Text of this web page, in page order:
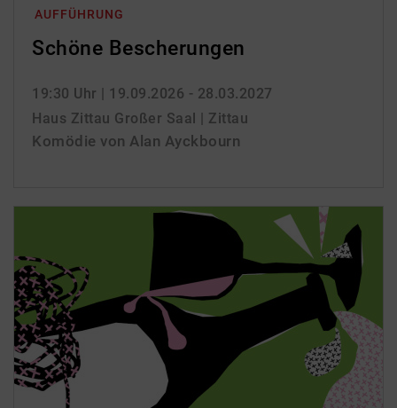
AUFFÜHRUNG
Schöne Bescherungen
19:30 Uhr | 19.09.2026 - 28.03.2027
Haus Zittau Großer Saal | Zittau
Komödie von Alan Ayckbourn